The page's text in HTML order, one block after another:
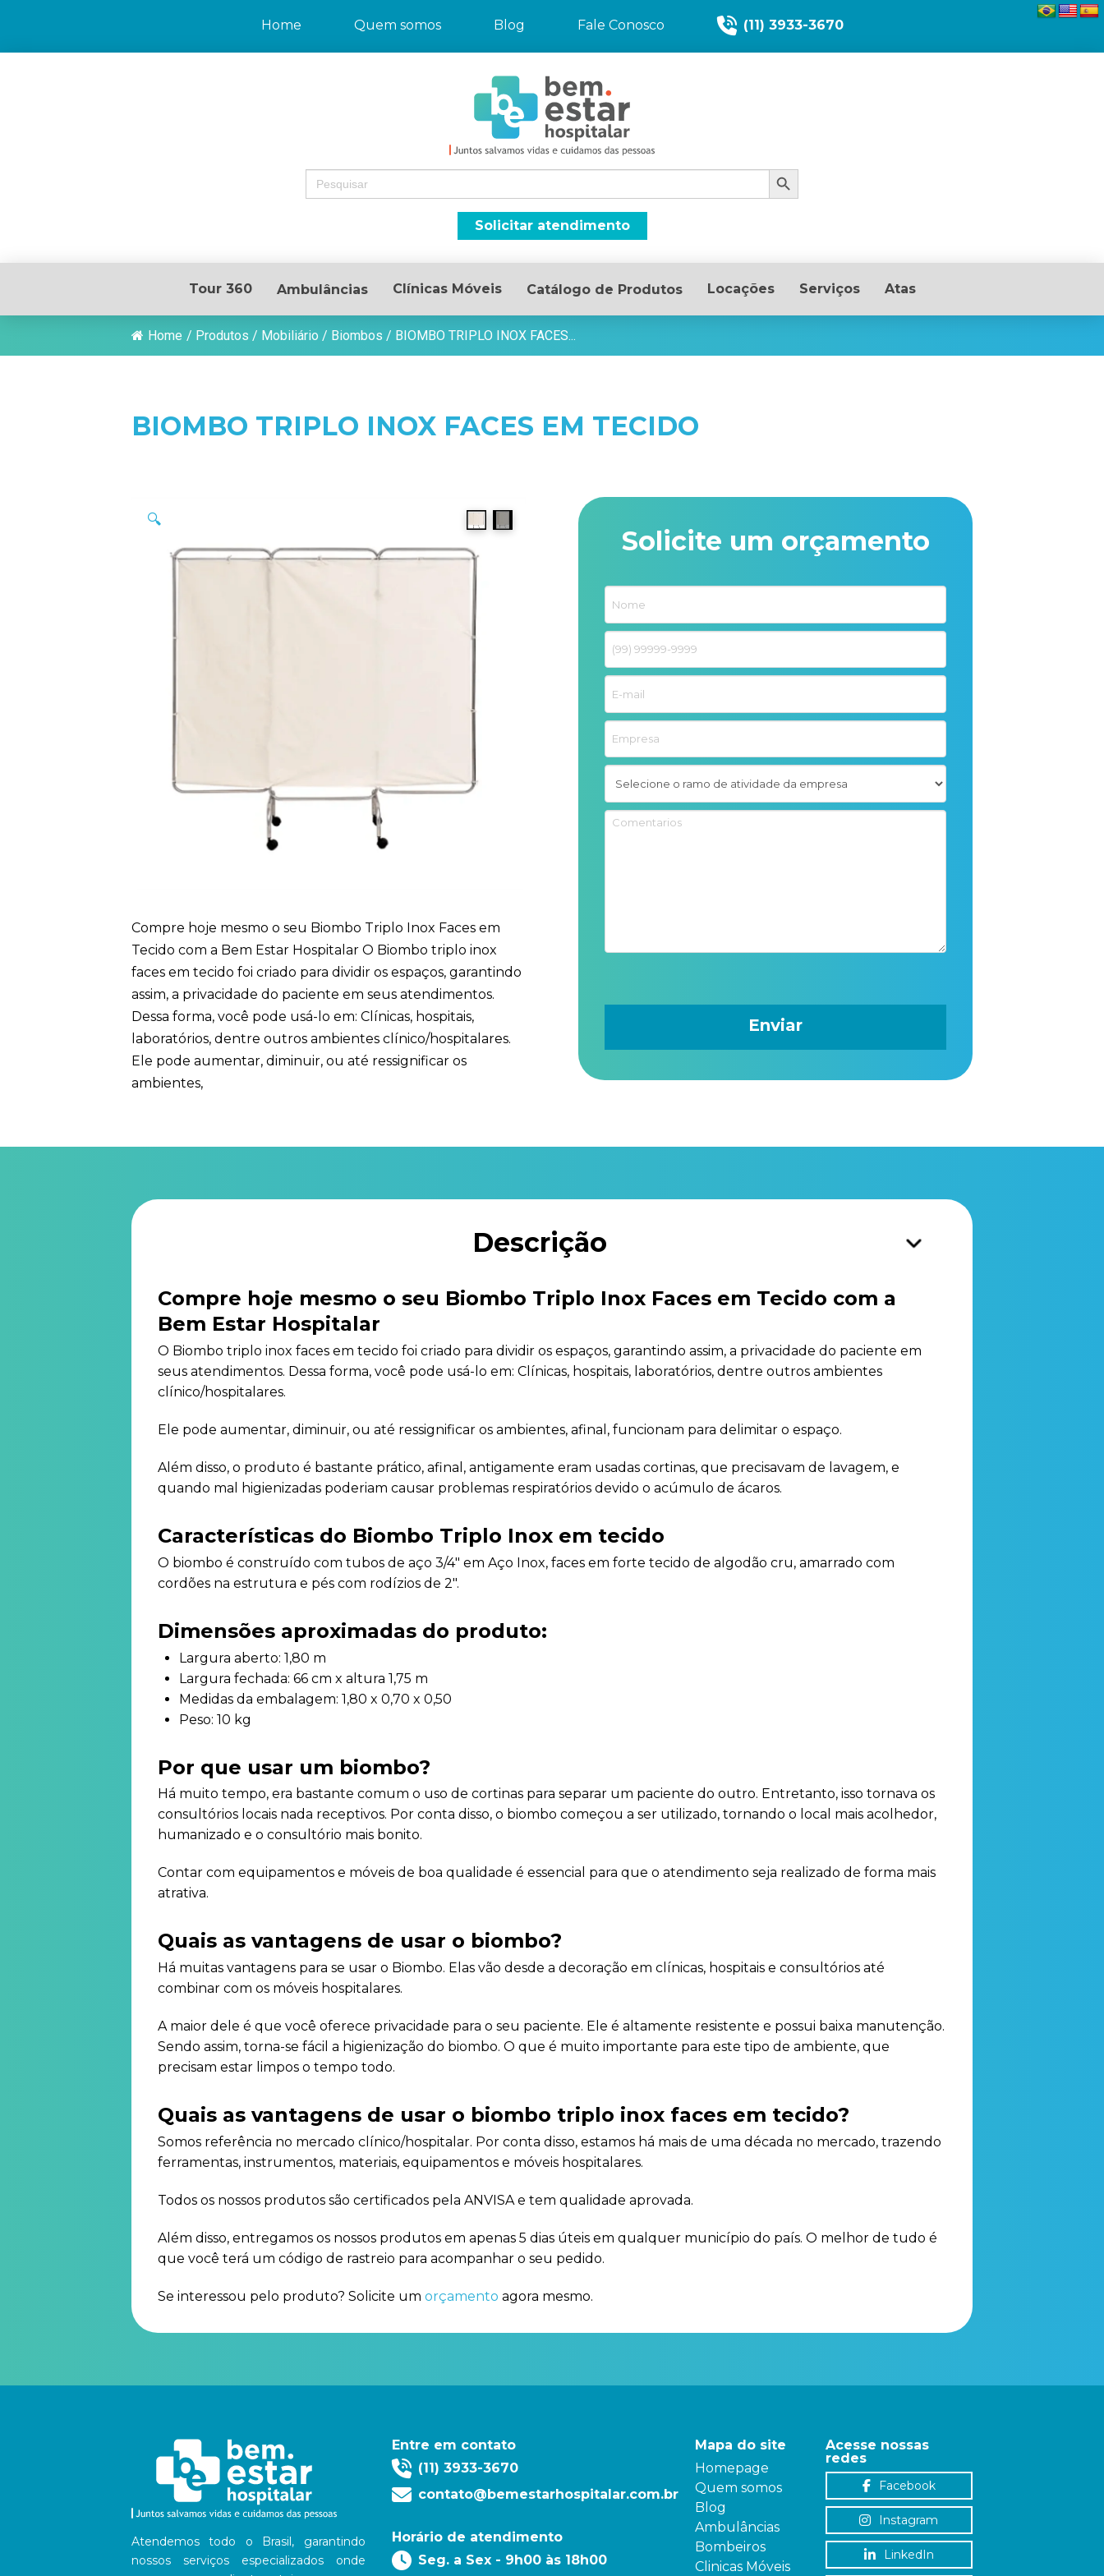
Home Quem somos Blog Fale Conosco (11) 3933-3670
Search
for:
Search Button
Solicitar atendimento
Tour 360 Ambulâncias Clínicas Móveis Catálogo de Produtos Locações Serviços Atas
Home / Produtos / Mobiliário / Biombos / BIOMBO TRIPLO INOX FACES...
BIOMBO TRIPLO INOX FACES EM TECIDO
🔍
Compre hoje mesmo o seu Biombo Triplo Inox Faces em
Tecido com a Bem Estar Hospitalar O Biombo triplo inox
faces em tecido foi criado para dividir os espaços, garantindo
assim, a privacidade do paciente em seus atendimentos.
Dessa forma, você pode usá-lo em: Clínicas, hospitais,
laboratórios, dentre outros ambientes clínico/hospitalares.
Ele pode aumentar, diminuir, ou até ressignificar os
ambientes,
Solicite um orçamento
Descrição
Compre hoje mesmo o seu Biombo Triplo Inox Faces em Tecido com a
Bem Estar Hospitalar
O Biombo triplo inox faces em tecido foi criado para dividir os espaços, garantindo assim, a privacidade do paciente em
seus atendimentos. Dessa forma, você pode usá-lo em: Clínicas, hospitais, laboratórios, dentre outros ambientes
clínico/hospitalares.
Ele pode aumentar, diminuir, ou até ressignificar os ambientes, afinal, funcionam para delimitar o espaço.
Além disso, o produto é bastante prático, afinal, antigamente eram usadas cortinas, que precisavam de lavagem, e
quando mal higienizadas poderiam causar problemas respiratórios devido o acúmulo de ácaros.
Características do Biombo Triplo Inox em tecido
O biombo é construído com tubos de aço 3/4″ em Aço Inox, faces em forte tecido de algodão cru, amarrado com
cordões na estrutura e pés com rodízios de 2″.
Dimensões aproximadas do produto:
Largura aberto: 1,80 m
Largura fechada: 66 cm x altura 1,75 m
Medidas da embalagem: 1,80 x 0,70 x 0,50
Peso: 10 kg
Por que usar um biombo?
Há muito tempo, era bastante comum o uso de cortinas para separar um paciente do outro. Entretanto, isso tornava os
consultórios locais nada receptivos. Por conta disso, o biombo começou a ser utilizado, tornando o local mais acolhedor,
humanizado e o consultório mais bonito.
Contar com equipamentos e móveis de boa qualidade é essencial para que o atendimento seja realizado de forma mais
atrativa.
Quais as vantagens de usar o biombo?
Há muitas vantagens para se usar o Biombo. Elas vão desde a decoração em clínicas, hospitais e consultórios até
combinar com os móveis hospitalares.
A maior dele é que você oferece privacidade para o seu paciente. Ele é altamente resistente e possui baixa manutenção.
Sendo assim, torna-se fácil a higienização do biombo. O que é muito importante para este tipo de ambiente, que
precisam estar limpos o tempo todo.
Quais as vantagens de usar o biombo triplo inox faces em tecido?
Somos referência no mercado clínico/hospitalar. Por conta disso, estamos há mais de uma década no mercado, trazendo
ferramentas, instrumentos, materiais, equipamentos e móveis hospitalares.
Todos os nossos produtos são certificados pela ANVISA e tem qualidade aprovada.
Além disso, entregamos os nossos produtos em apenas 5 dias úteis em qualquer município do país. O melhor de tudo é
que você terá um código de rastreio para acompanhar o seu pedido.
Se interessou pelo produto? Solicite um orçamento agora mesmo.
Atendemos todo o Brasil, garantindo
nossos serviços especializados onde
Entre em contato
(11) 3933-3670
contato@bemestarhospitalar.com.br
Horário de atendimento
Seg. a Sex - 9h00 às 18h00
Mapa do site
Homepage
Quem somos
Blog
Ambulâncias
Bombeiros
Clinicas Móveis
Acesse nossas
redes
Facebook
Instagram
LinkedIn